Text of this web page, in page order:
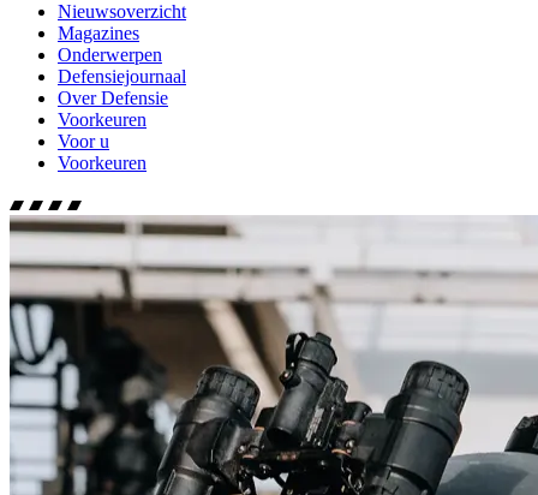
Nieuwsoverzicht
Magazines
Onderwerpen
Defensiejournaal
Over Defensie
Voorkeuren
Voor u
Voorkeuren